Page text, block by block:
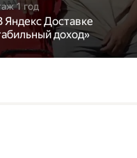
1 год
Яндекс Доставке
доход»